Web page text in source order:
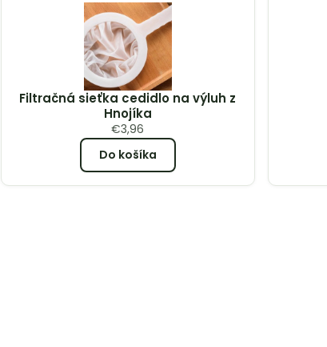
Filtračná sieťka cedidlo na výluh z
Hnojíka
€3,96
Do košíka